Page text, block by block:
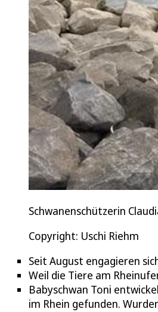
Schwanenschützerin
Copyright: Uschi Riehm
Seit August engagieren
Weil die Tiere am
Babyschwan Toni
im Rhein gefunden.